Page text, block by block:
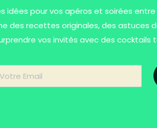
idées pour vos apéros et soirées
des recettes originales, des astuces
vos invités avec des cocktails